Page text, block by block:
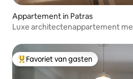
Appartement in Patras
Luxe architectenappartement
Topfavoriet van gasten
Favoriet van gasten